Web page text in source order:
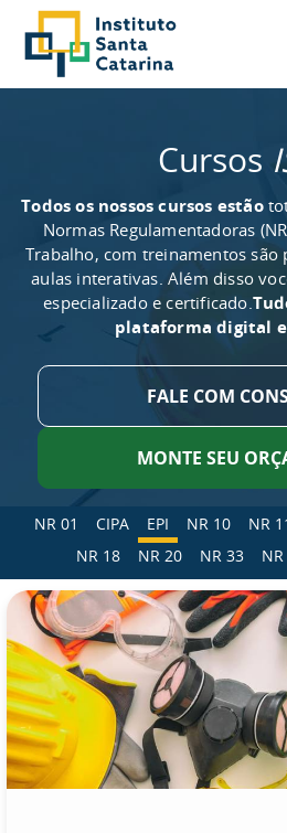
Cursos
Todos os nossos cursos estão
Normas Regulamentadoras
Trabalho, com treinamentos são
aulas interativas. Além disso
especializado e certificado.
plataforma digital
FALE COM
MONTE SEU
NR 01 CIPA EPI NR 10 NR
NR 18
NR 20 NR 33